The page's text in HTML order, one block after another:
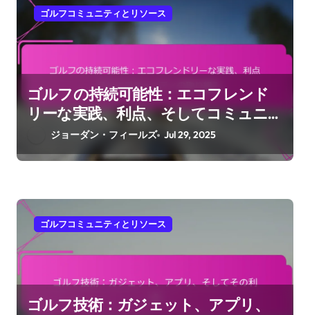
ゴルフコミュニティとリソース
ゴルフの持続可能性：エコフレンド
リーな実践、利点、そしてコミュニ
ティの取り組み
ジョーダン・フィールズ Jul 29, 2025
ゴルフコミュニティとリソース
ゴルフ技術：ガジェット、アプリ、